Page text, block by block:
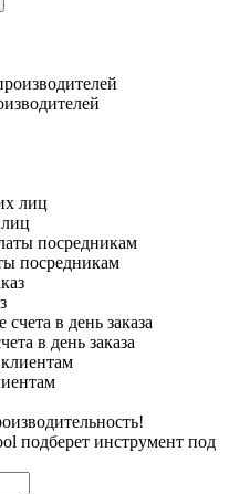
посредникам
в день заказа
подберет инструмент под